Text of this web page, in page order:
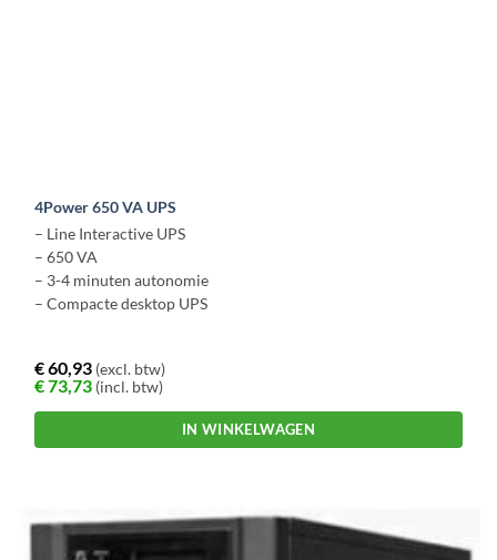
4Power 650 VA UPS
– Line Interactive UPS
– 650 VA
– 3-4 minuten autonomie
– Compacte desktop UPS
€60,93 (excl. btw)
€73,73 (incl. btw)
IN WINKELWAGEN